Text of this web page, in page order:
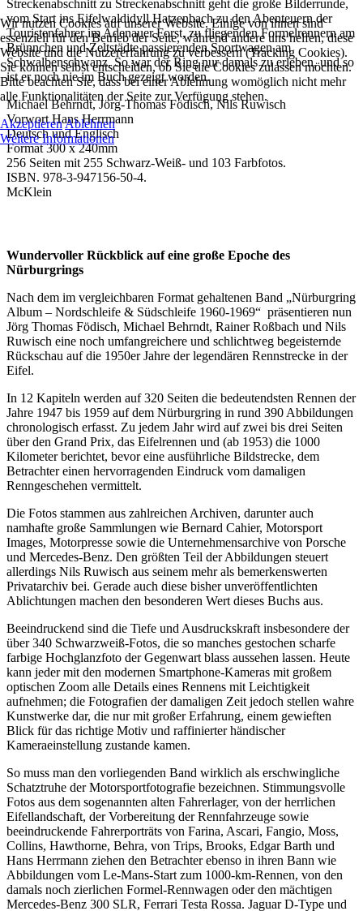
Streckenabschnitt zu Streckenabschnitt geht die große Bilderrunde,
vom Start ins Eifelwaldidyll Hatzenbach zu den Abenteuern der
Touristenfahrer im Adenauer Forst, zu fliegenden Formelrennern am
Brünnchen und Zeltstädte passierenden Sportwagen am
Schwalbenschwanz. So war der Ring nur damals zu erleben, und so
ist er noch nie im Buch gezeigt worden.
Michael Behrndt, Jörg-Thomas Födisch, Nils Ruwisch
Vorwort Hans Herrmann
Deutsch und Englisch
Format 300 x 240mm
256 Seiten mit 255 Schwarz-Weiß- und 103 Farbfotos.
ISBN. 978-3-947156-50-4.
McKlein
Wundervoller Rückblick auf eine große Epoche des
Nürburgrings
Nach dem im vergleichbaren Format gehaltenen Band „Nürburgring
Album – Nordschleife & Südschleife 1960-1969“ präsentieren nun
Jörg Thomas Födisch, Michael Behrndt, Rainer Roßbach und Nils
Ruwisch eine noch umfangreichere und schlichtweg begeisternde
Rückschau auf die 1950er Jahre der legendären Rennstrecke in der
Eifel.
In 12 Kapiteln werden auf 320 Seiten die bedeutendsten Rennen der
Jahre 1947 bis 1959 auf dem Nürburgring in rund 390 Abbildungen
chronologisch erfasst. Zu jedem Jahr wird auf zwei bis drei Seiten
über den Grand Prix, das Eifelrennen und (ab 1953) die 1000
Kilometer berichtet, bevor eine ausführliche Bildstrecke, dem
Betrachter einen hervorragenden Eindruck vom damaligen
Renngeschehen vermittelt.
Die Fotos stammen aus zahlreichen Archiven, darunter auch
namhafte große Sammlungen wie Bernard Cahier, Motorsport
Images, Motorpresse sowie die Unternehmensarchive von Porsche
und Mercedes-Benz. Den größten Teil der Abbildungen steuert
allerdings Nils Ruwisch aus seinem mehr als bemerkenswerten
Privatarchiv bei. Gerade auch diese bisher unveröffentlichten
Ablichtungen machen den besonderen Wert dieses Buchs aus.
Beeindruckend sind die Tiefe und Ausdruckskraft insbesondere der
über 340 Schwarzweiß-Fotos, die so manches gestochen scharfe
farbige Hochglanzfoto der Gegenwart blass aussehen lassen. Heute
kann jeder mit den modernen Smartphone-Kameras mit großem
optischen Zoom alle Details eines Rennens mit Leichtigkeit
aufnehmen; die Fotografien der damaligen Zeit jedoch stellen wahre
Kunstwerke dar, die nur mit großer Erfahrung, einem gewieften
Blick für das richtige Motiv und raffinierter händischer
Kameraeinstellung zustande kamen.
So muss man den vorliegenden Band wirklich als erschwingliche
Schatztruhe der Motorsportfotografie bezeichnen. Stimmungsvolle
Fotos aus dem sogenannten alten Fahrerlager, von der herrlichen
Eifellandschaft, der Vorbereitung der Rennfahrzeuge sowie
beeindruckende Fahrerporträts von Farina, Ascari, Fangio, Moss,
Collins, Hawthorne, Behra, von Trips, Brooks, Edgar Barth und
Hans Herrmann ziehen den Betrachter ebenso in ihren Bann wie
Abbildungen vom Le-Mans-Start zum 1000-km-Rennen, von den
damals noch zierlichen Formel-Rennwagen oder den mächtigen
Mercedes-Benz 300 SLR, Ferrari Testa Rossa. Jaguar D-Type und
Wir nutzen Cookies auf unserer Website. Einige von ihnen sind
essenziell für den Betrieb der Seite, während andere uns helfen, diese
Website und die Nutzererfahrung zu verbessern (Tracking Cookies).
Sie können selbst entscheiden, ob Sie die Cookies zulassen möchten.
Bitte beachten Sie, dass bei einer Ablehnung womöglich nicht mehr
alle Funktionalitäten der Seite zur Verfügung stehen.
AkzeptierenAblehnen
Weitere Informationen